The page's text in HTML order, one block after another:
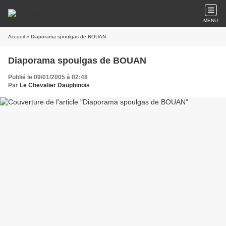
MENU
Accueil » Diaporama spoulgas de BOUAN
Diaporama spoulgas de BOUAN
Publié le 09/01/2005 à 02:48
Par Le Chevalier Dauphinois